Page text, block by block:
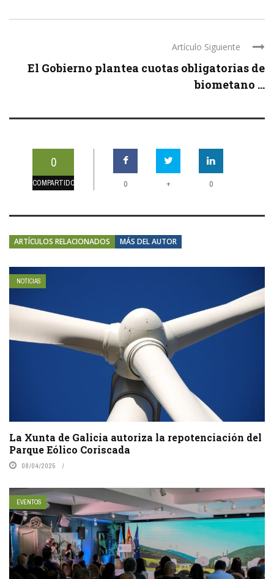
Artículo Siguiente
El Gobierno plantea cuotas obligatorias de
biometano ...
0
COMPARTIDOS 0 + 0
ARTÍCULOS RELACIONADOS MÁS DEL AUTOR
NOTICIAS
La Xunta de Galicia autoriza la repotenciación del
Parque Eólico Coriscada
08/04/2025
EVENTOS